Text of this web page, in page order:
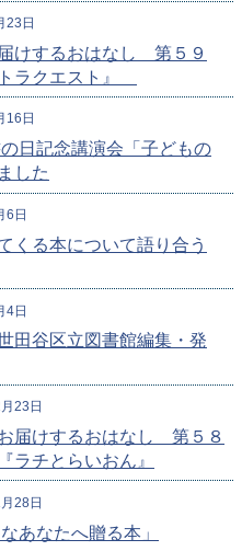
23日
けするおはなし 第５９
ラクエスト』
16日
日記念講演会「子どもの
した
6日
くる本について語り合う
4日
田谷区立図書館編集・発
23日
届けするおはなし 第５８
チとらいおん』
28日
あなたへ贈る本」